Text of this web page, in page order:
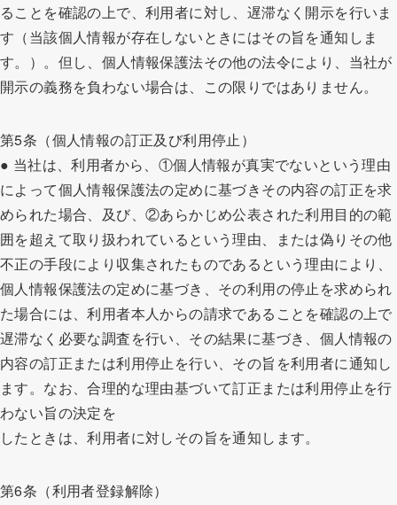
ることを確認の上で、利用者に対し、遅滞なく開示を行いま
す（当該個人情報が存在しないときにはその旨を通知しま
す。）。但し、個人情報保護法その他の法令により、当社が
開示の義務を負わない場合は、この限りではありません。
第5条（個人情報の訂正及び利用停止）
● 当社は、利用者から、①個人情報が真実でないという理由
によって個人情報保護法の定めに基づきその内容の訂正を求
められた場合、及び、②あらかじめ公表された利用目的の範
囲を超えて取り扱われているという理由、または偽りその他
不正の手段により収集されたものであるという理由により、
個人情報保護法の定めに基づき、その利用の停止を求められ
た場合には、利用者本人からの請求であることを確認の上で
遅滞なく必要な調査を行い、その結果に基づき、個人情報の
内容の訂正または利用停止を行い、その旨を利用者に通知し
ます。なお、合理的な理由基づいて訂正または利用停止を行
わない旨の決定を
したときは、利用者に対しその旨を通知します。
第6条（利用者登録解除）